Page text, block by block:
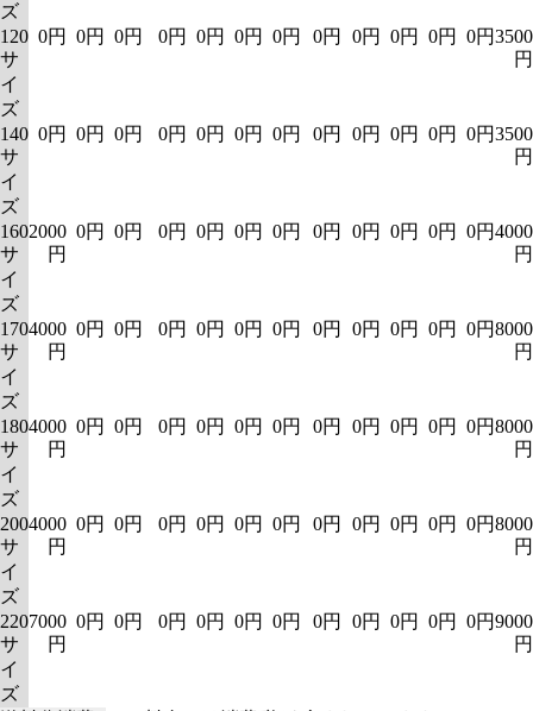
ズ
120
サ
イ
ズ
0円 0円 0円 0円 0円 0円 0円 0円 0円 0円 0円 0円3500
円
140
サ
イ
ズ
0円 0円 0円 0円 0円 0円 0円 0円 0円 0円 0円 0円3500
円
160
サ
イ
ズ
2000
円
0円 0円 0円 0円 0円 0円 0円 0円 0円 0円 0円4000
円
170
サ
イ
ズ
4000
円
0円 0円 0円 0円 0円 0円 0円 0円 0円 0円 0円8000
円
180
サ
イ
ズ
4000
円
0円 0円 0円 0円 0円 0円 0円 0円 0円 0円 0円8000
円
200
サ
イ
ズ
4000
円
0円 0円 0円 0円 0円 0円 0円 0円 0円 0円 0円8000
円
220
サ
イ
ズ
7000
円
0円 0円 0円 0円 0円 0円 0円 0円 0円 0円 0円9000
円